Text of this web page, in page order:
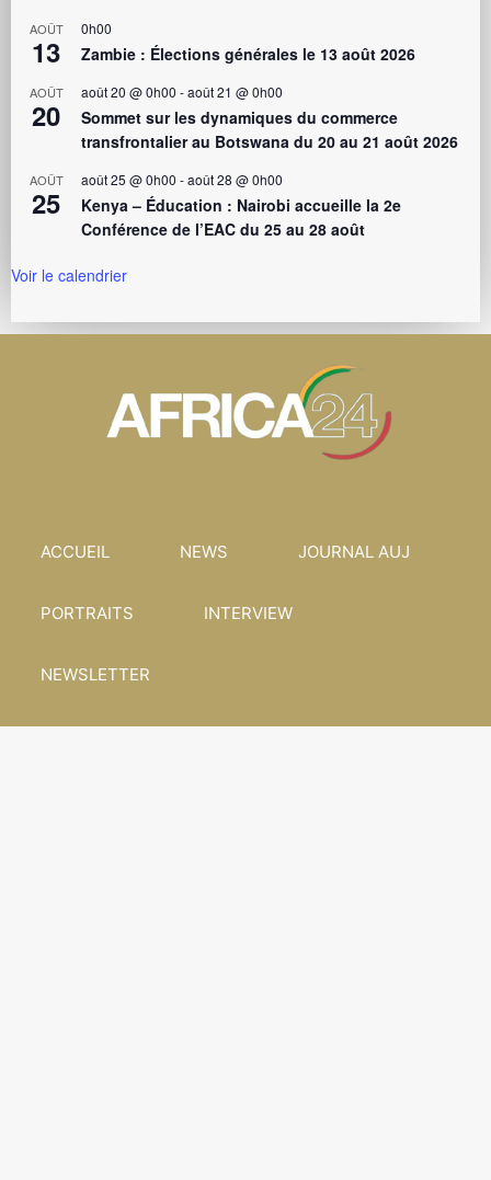
AOÛT
13
0h00
Zambie : Élections générales le 13 août 2026
AOÛT
20
août 20 @ 0h00 -août 21 @ 0h00
Sommet sur les dynamiques du commerce
transfrontalier au Botswana du 20 au 21 août 2026
AOÛT
25
août 25 @ 0h00 -août 28 @ 0h00
Kenya – Éducation : Nairobi accueille la 2e
Conférence de l’EAC du 25 au 28 août
Voir le calendrier
ACCUEIL NEWS JOURNAL AUJ
PORTRAITS INTERVIEW
NEWSLETTER